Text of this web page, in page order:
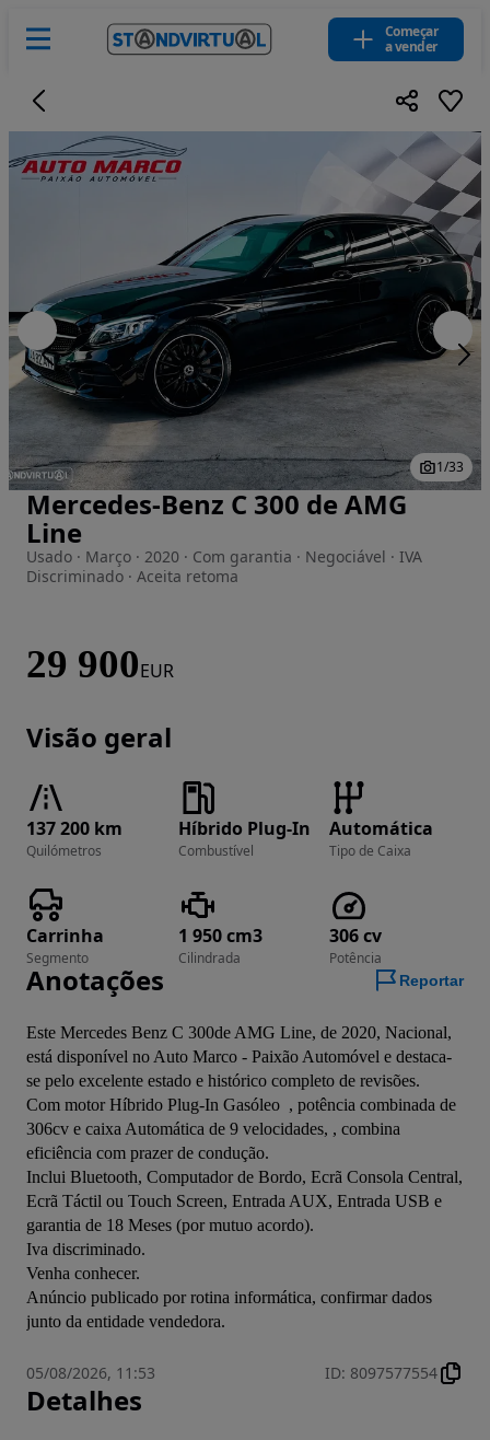
Começar
a vender
Imagem 1 de 33
1/33
Mercedes-Benz C 300 de AMG
Line
Usado · Março · 2020 · Com garantia · Negociável · IVA
Discriminado · Aceita retoma
29 900EUR
Visão geral
137 200 km
Quilómetros
Híbrido Plug-In
Combustível
Automática
Tipo de Caixa
Carrinha
Segmento
1 950 cm3
Cilindrada
306 cv
Potência
Anotações Reportar
Este Mercedes Benz C 300de AMG Line, de 2020, Nacional,
está disponível no Auto Marco - Paixão Automóvel e destaca-
se pelo excelente estado e histórico completo de revisões.
Com motor Híbrido Plug-In Gasóleo  , potência combinada de
306cv e caixa Automática de 9 velocidades, , combina
eficiência com prazer de condução.
Inclui Bluetooth, Computador de Bordo, Ecrã Consola Central,
Ecrã Táctil ou Touch Screen, Entrada AUX, Entrada USB e
garantia de 18 Meses (por mutuo acordo).
Iva discriminado.
Venha conhecer.
Anúncio publicado por rotina informática, confirmar dados
junto da entidade vendedora.
05/08/2026, 11:53 ID: 8097577554
Detalhes